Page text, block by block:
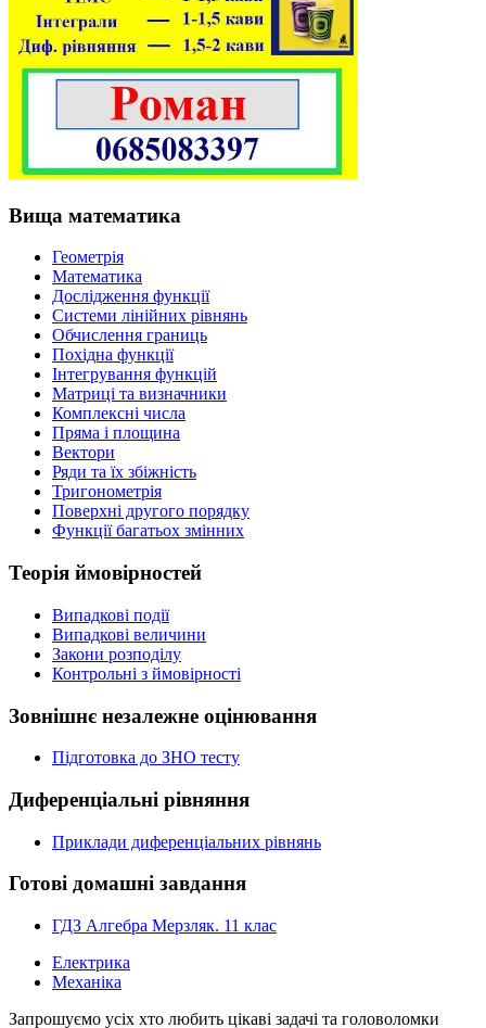
Вища математика
Геометрія
Математика
Дослідження функції
Системи лінійних рівнянь
Обчислення границь
Похідна функції
Інтегрування функцій
Матриці та визначники
Комплексні числа
Пряма і площина
Вектори
Ряди та їх збіжність
Тригонометрія
Поверхні другого порядку
Функції багатьох змінних
Теорія ймовірностей
Випадкові події
Випадкові величини
Закони розподілу
Контрольні з ймовірності
Зовнішнє незалежне оцінювання
Підготовка до ЗНО тесту
Диференціальні рівняння
Приклади диференціальних рівнянь
Готові домашні завдання
ГДЗ Алгебра Мерзляк. 11 клас
Електрика
Механіка
Запрошуємо усіх хто любить цікаві задачі та головоломки